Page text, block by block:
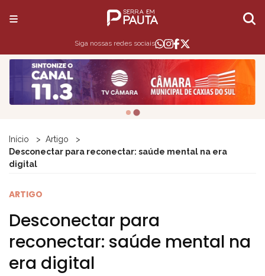
Siga nossas redes sociais
Início
Artigo
Desconectar para reconectar: saúde mental na era
digital
ARTIGO
Desconectar para
reconectar: saúde mental na
era digital